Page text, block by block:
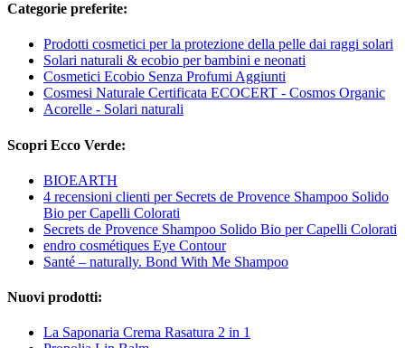
Categorie preferite:
Prodotti cosmetici per la protezione della pelle dai raggi solari
Solari naturali & ecobio per bambini e neonati
Cosmetici Ecobio Senza Profumi Aggiunti
Cosmesi Naturale Certificata ECOCERT - Cosmos Organic
Acorelle - Solari naturali
Scopri Ecco Verde:
BIOEARTH
4 recensioni clienti per Secrets de Provence Shampoo Solido
Bio per Capelli Colorati
Secrets de Provence Shampoo Solido Bio per Capelli Colorati
endro cosmétiques Eye Contour
Santé – naturally. Bond With Me Shampoo
Nuovi prodotti:
La Saponaria Crema Rasatura 2 in 1